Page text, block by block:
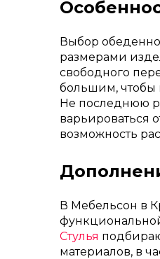
Выбор
размерами
свободного
большим, чтобы
Не последнюю
варьироваться
возможность
В Мебельсон в
Стулья
материалов, в